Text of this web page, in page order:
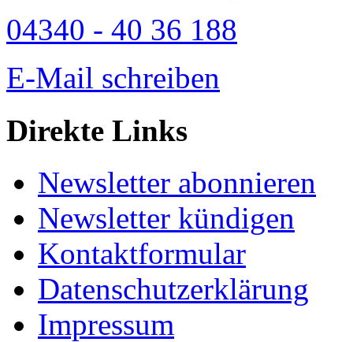
04340 - 40 36 188
E-Mail schreiben
Direkte Links
Newsletter abonnieren
Newsletter kündigen
Kontaktformular
Datenschutzerklärung
Impressum